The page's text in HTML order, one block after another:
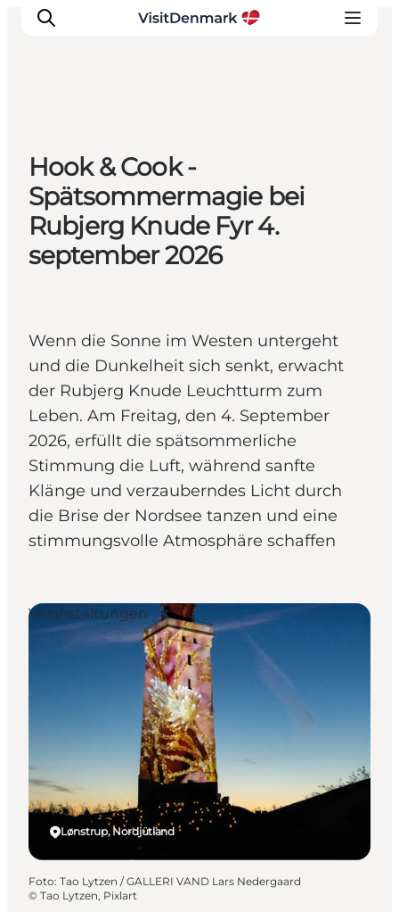
Inspiration
Regionen
Erlebnisse
Unterkünfte
Reiseplanung
Hook & Cook -
Spätsommermagie bei
Rubjerg Knude Fyr 4.
september 2026
Wenn die Sonne im Westen untergeht
und die Dunkelheit sich senkt, erwacht
der Rubjerg Knude Leuchtturm zum
Leben. Am Freitag, den 4. September
2026, erfüllt die spätsommerliche
Stimmung die Luft, während sanfte
Klänge und verzauberndes Licht durch
die Brise der Nordsee tanzen und eine
stimmungsvolle Atmosphäre schaffen
Lønstrup, Nordjütland
Veranstaltungen
Foto: Tao Lytzen / GALLERI VAND Lars Nedergaard
© Tao Lytzen, Pixlart